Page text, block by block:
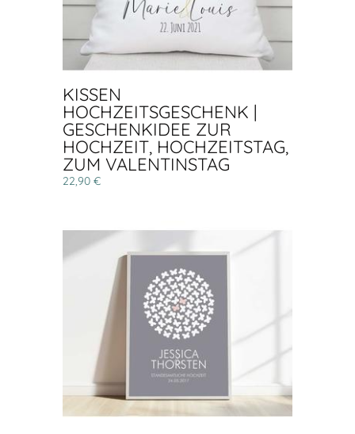
KISSEN
HOCHZEITSGESCHENK |
GESCHENKIDEE ZUR
HOCHZEIT, HOCHZEITSTAG,
ZUM VALENTINSTAG
22,90 €